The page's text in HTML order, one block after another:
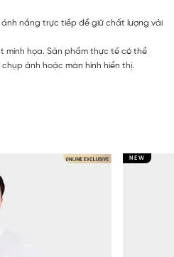
nắng trực tiếp để giữ chất lượng vải
minh họa. Sản phẩm thực tế có thể
ảnh hoặc màn hình hiển thị.
NEW